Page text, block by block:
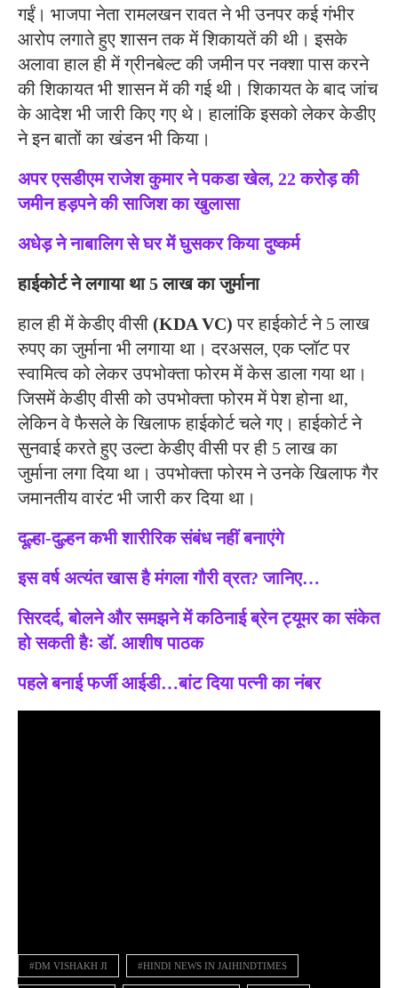
गईं। भाजपा नेता रामलखन रावत ने भी उनपर कई गंभीर
आरोप लगाते हुए शासन तक में शिकायतें की थी। इसके
अलावा हाल ही में ग्रीनबेल्ट की जमीन पर नक्शा पास करने
की शिकायत भी शासन में की गई थी। शिकायत के बाद जांच
के आदेश भी जारी किए गए थे। हालांकि इसको लेकर केडीए
ने इन बातों का खंडन भी किया।
अपर एसडीएम राजेश कुमार ने पकडा खेल, 22 करोड़ की
जमीन हड़पने की साजिश का खुलासा
अधेड़ ने नाबालिग से घर में घुसकर किया दुष्कर्म
हाईकोर्ट ने लगाया था 5 लाख का जुर्माना
हाल ही में केडीए वीसी (KDA VC) पर हाईकोर्ट ने 5 लाख
रुपए का जुर्माना भी लगाया था। दरअसल, एक प्लॉट पर
स्वामित्व को लेकर उपभोक्ता फोरम में केस डाला गया था।
जिसमें केडीए वीसी को उपभोक्ता फोरम में पेश होना था,
लेकिन वे फैसले के खिलाफ हाईकोर्ट चले गए। हाईकोर्ट ने
सुनवाई करते हुए उल्टा केडीए वीसी पर ही 5 लाख का
जुर्माना लगा दिया था। उपभोक्ता फोरम ने उनके खिलाफ गैर
जमानतीय वारंट भी जारी कर दिया था।
दूल्हा-दुल्हन कभी शारीरिक संबंध नहीं बनाएंगे
इस वर्ष अत्यंत खास है मंगला गौरी व्रत? जानिए…
सिरदर्द, बोलने और समझने में कठिनाई ब्रेन ट्यूमर का संकेत
हो सकती हैः डॉ. आशीष पाठक
पहले बनाई फर्जी आईडी…बांट दिया पत्नी का नंबर
#DM VISHAKH JI #HINDI NEWS IN JAIHINDTIMES